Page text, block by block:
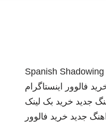
Spanish Shadowing
فالوور اینستاگرام
جدید خرید بک لینک
جدید خرید فالوور